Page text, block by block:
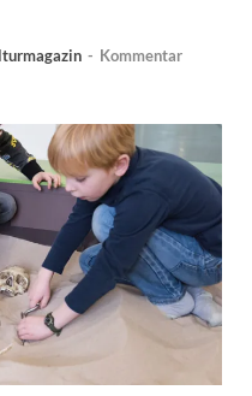
- Kommentar